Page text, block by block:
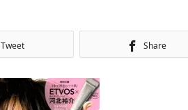
Tweet Share